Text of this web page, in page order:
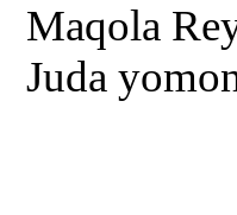
Maqola
Juda